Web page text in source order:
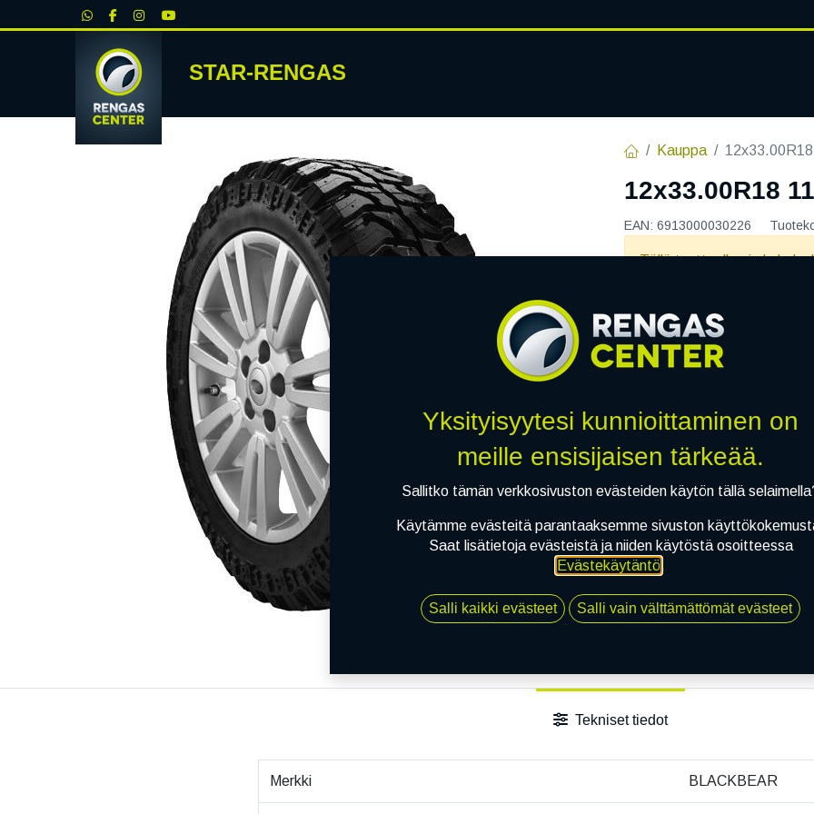
STAR-RENGAS
Kauppa
12x33.00R18
EAN: 6913000030226
Tällä tuotteella ei ole
Jaa
Toimitusehdot
Tekniset tiedot
Merkki BLACKBEAR
Yksityisyytesi kunnioittaminen on
meille ensisijaisen tärkeää.
Sallitko tämän verkkosivuston evästeiden käytön tällä
Käytämme evästeitä parantaaksemme sivuston
Saat lisätietoja evästeistä ja niiden käytöstä osoitteessa
Evästekäytäntö.
Salli kaikki evästeet Salli vain välttämättömät evästeet